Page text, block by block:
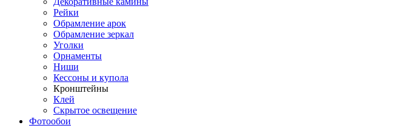
Рейки
Обрамление арок
Обрамление зеркал
Уголки
Орнаменты
Ниши
Кессоны и купола
Кронштейны
Клей
Скрытое освещение
Фотообои